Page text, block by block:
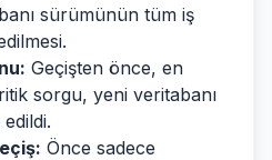
sürümünün tüm iş
Geçişten önce, en
sorgu, yeni veritabanı
Önce sadece